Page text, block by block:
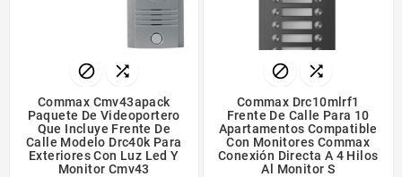
 
Commax Cmv43apack
Paquete De Videoportero
Que Incluye Frente De
Calle Modelo Drc40k Para
Exteriores Con Luz Led Y
Monitor Cmv43
 
Commax Drc10mlrf1
Frente De Calle Para 10
Apartamentos Compatible
Con Monitores Commax
Conexión Directa A 4 Hilos
Al Monitor S